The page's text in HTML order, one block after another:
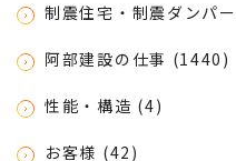
制震住宅・制震ダンパ
阿部建設の仕事 (1440)
性能・構造 (4)
お客様 (42)